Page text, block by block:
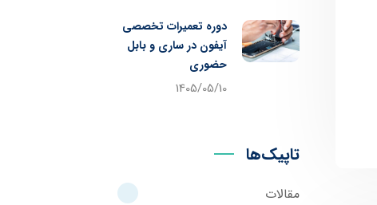
دوره تعمیرات تخصصی
آیفون در ساری و بابل
حضوری
1405/05/10
تاپیک‌ها
مقالات